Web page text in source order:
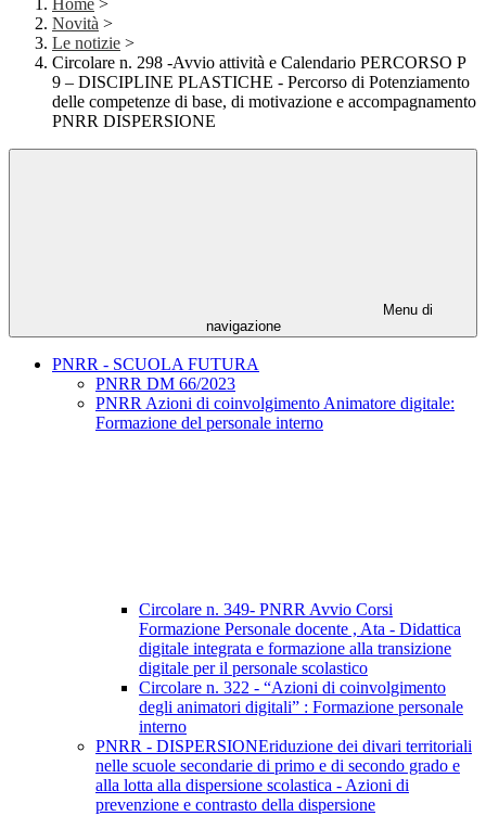
Home >
Novità >
Le notizie >
Circolare n. 298 -Avvio attività e Calendario PERCORSO P
9 – DISCIPLINE PLASTICHE - Percorso di Potenziamento
delle competenze di base, di motivazione e accompagnamento
PNRR DISPERSIONE
Menu di
navigazione
PNRR - SCUOLA FUTURA
PNRR DM 66/2023
PNRR Azioni di coinvolgimento Animatore digitale:
Formazione del personale interno
Circolare n. 349- PNRR Avvio Corsi
Formazione Personale docente , Ata - Didattica
digitale integrata e formazione alla transizione
digitale per il personale scolastico
Circolare n. 322 - “Azioni di coinvolgimento
degli animatori digitali” : Formazione personale
interno
PNRR - DISPERSIONEriduzione dei divari territoriali
nelle scuole secondarie di primo e di secondo grado e
alla lotta alla dispersione scolastica - Azioni di
prevenzione e contrasto della dispersione